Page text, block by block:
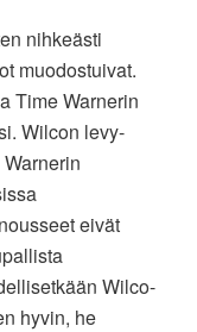
nihkeästi
muodostuivat.
Time Warnerin
Wilcon levy-
eivät
Wilco-
hyvin, he